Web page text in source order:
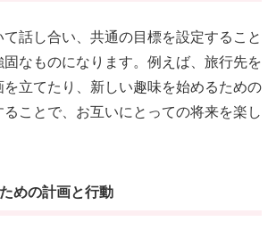
話し合い、共通の目標を設定すること
なものになります。例えば、旅行先を
立てたり、新しい趣味を始めるための
ことで、お互いにとっての将来を楽し
めの計画と行動